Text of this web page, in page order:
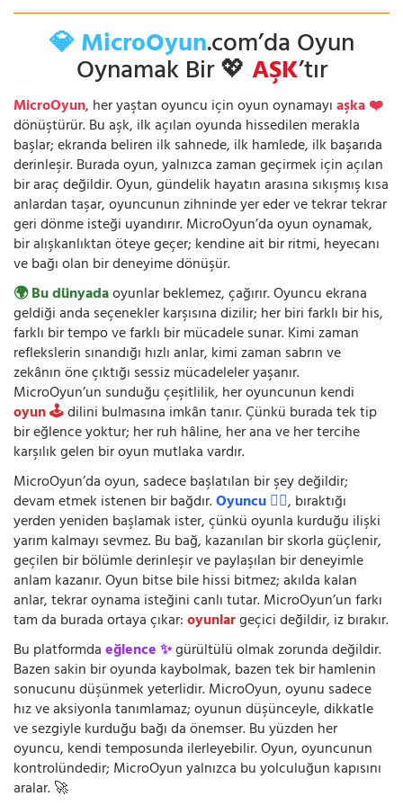
💎 MicroOyun.com’da Oyun
Oynamak Bir 💖AŞK’tır
MicroOyun, her yaştan oyuncu için oyun oynamayıaşka ❤️
dönüştürür. Bu aşk, ilk açılan oyunda hissedilen merakla
başlar; ekranda beliren ilk sahnede, ilk hamlede, ilk başarıda
derinleşir. Burada oyun, yalnızca zaman geçirmek için açılan
bir araç değildir. Oyun, gündelik hayatın arasına sıkışmış kısa
anlardan taşar, oyuncunun zihninde yer eder ve tekrar tekrar
geri dönme isteği uyandırır. MicroOyun’da oyun oynamak,
bir alışkanlıktan öteye geçer; kendine ait bir ritmi, heyecanı
ve bağı olan bir deneyime dönüşür.
🌍 Bu dünyadaoyunlar beklemez, çağırır. Oyuncu ekrana
geldiği anda seçenekler karşısına dizilir; her biri farklı bir his,
farklı bir tempo ve farklı bir mücadele sunar. Kimi zaman
reflekslerin sınandığı hızlı anlar, kimi zaman sabrın ve
zekânın öne çıktığı sessiz mücadeleler yaşanır.
MicroOyun’un sunduğu çeşitlilik, her oyuncunun kendi
oyun 🕹️dilini bulmasına imkân tanır. Çünkü burada tek tip
bir eğlence yoktur; her ruh hâline, her ana ve her tercihe
karşılık gelen bir oyun mutlaka vardır.
MicroOyun’da oyun, sadece başlatılan bir şey değildir;
devam etmek istenen bir bağdır.Oyuncu 🧍‍♂️, bıraktığı
yerden yeniden başlamak ister, çünkü oyunla kurduğu ilişki
yarım kalmayı sevmez. Bu bağ, kazanılan bir skorla güçlenir,
geçilen bir bölümle derinleşir ve paylaşılan bir deneyimle
anlam kazanır. Oyun bitse bile hissi bitmez; akılda kalan
anlar, tekrar oynama isteğini canlı tutar. MicroOyun’un farkı
tam da burada ortaya çıkar:oyunlargeçici değildir, iz bırakır.
Bu platformdaeğlence ✨gürültülü olmak zorunda değildir.
Bazen sakin bir oyunda kaybolmak, bazen tek bir hamlenin
sonucunu düşünmek yeterlidir. MicroOyun, oyunu sadece
hız ve aksiyonla tanımlamaz; oyunun düşünceyle, dikkatle
ve sezgiyle kurduğu bağı da önemser. Bu yüzden her
oyuncu, kendi temposunda ilerleyebilir. Oyun, oyuncunun
kontrolündedir; MicroOyun yalnızca bu yolculuğun kapısını
aralar. 🚀